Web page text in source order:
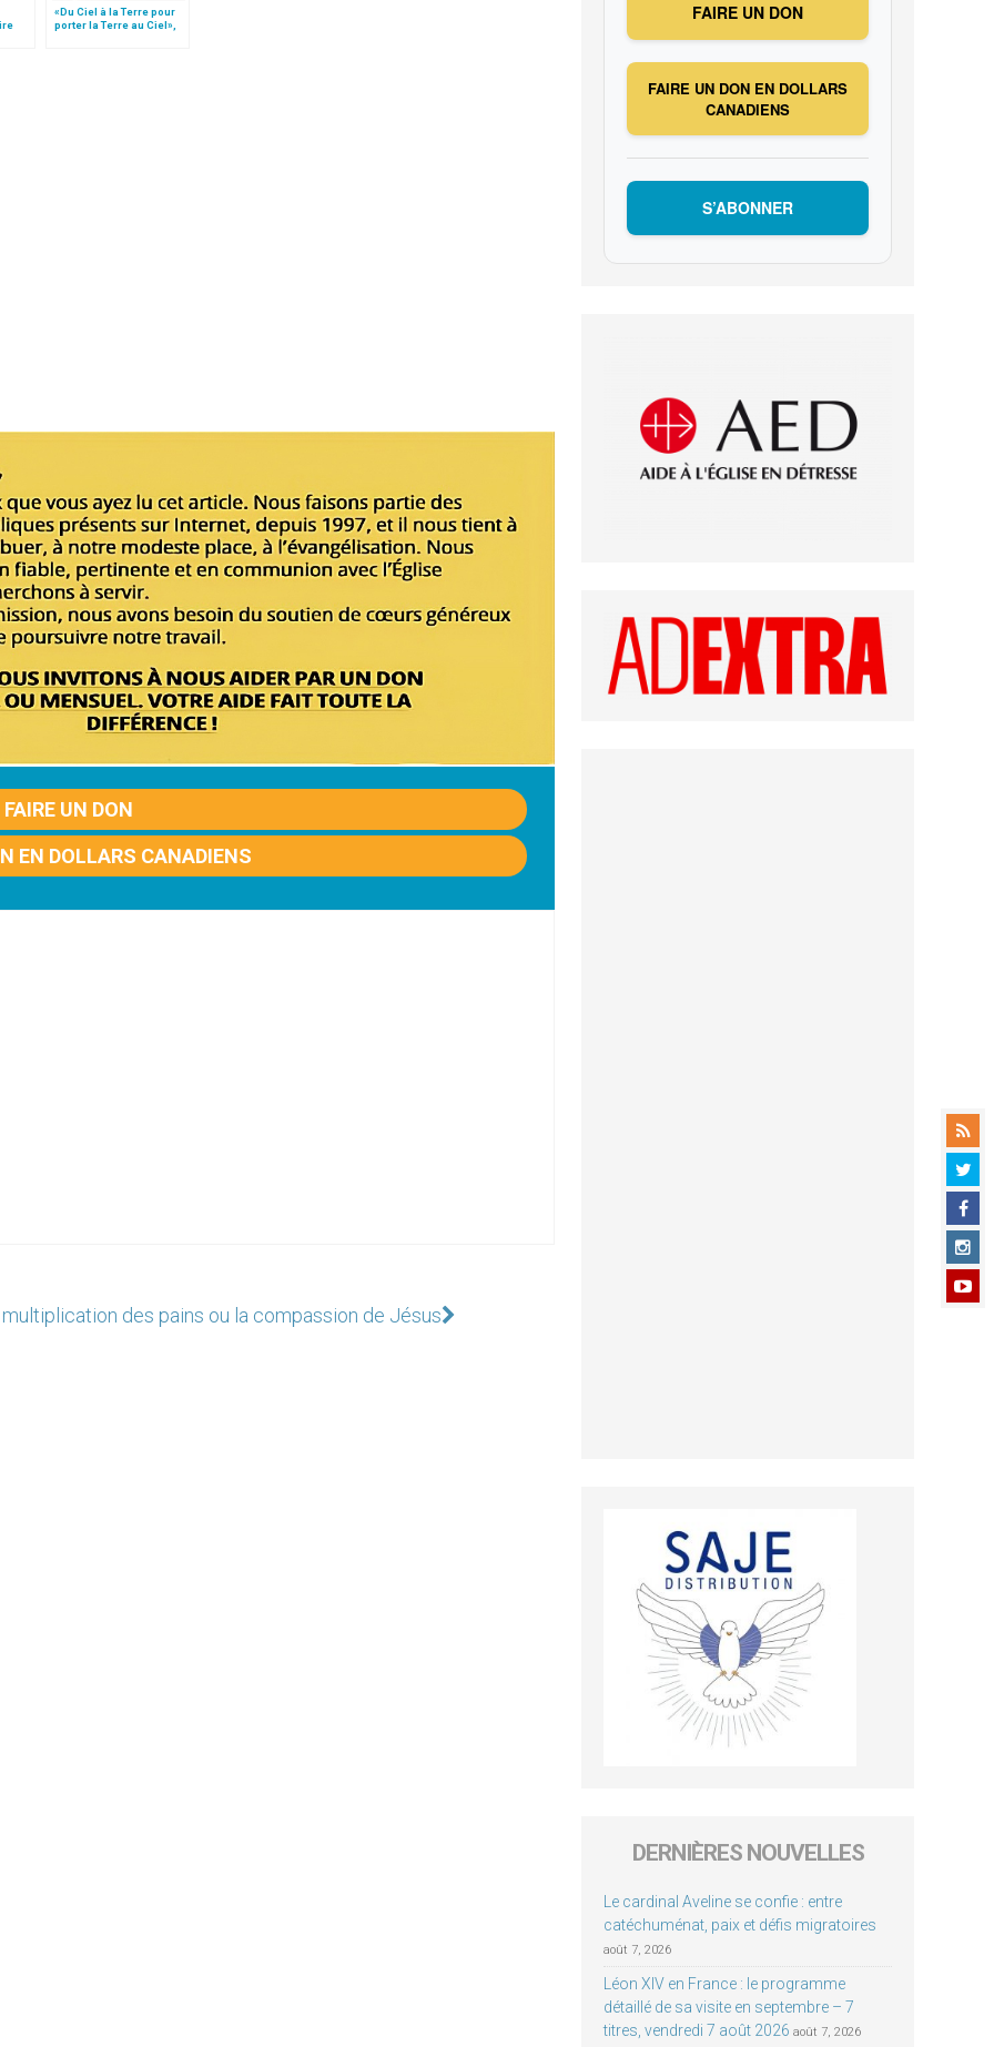
«Du Ciel à la Terre pour
porter la Terre au Ciel»,
FAIRE UN DON
EN DOLLARS CANADIENS
multiplication des pains ou la compassion de Jésus
FAIRE UN DON
FAIRE UN DON EN DOLLARS
CANADIENS
S’ABONNER
DERNIÈRES NOUVELLES
Le cardinal Aveline se confie : entre
catéchuménat, paix et défis migratoires
août 7, 2026
Léon XIV en France : le programme
détaillé de sa visite en septembre – 7
titres, vendredi 7 août 2026 août 7, 2026